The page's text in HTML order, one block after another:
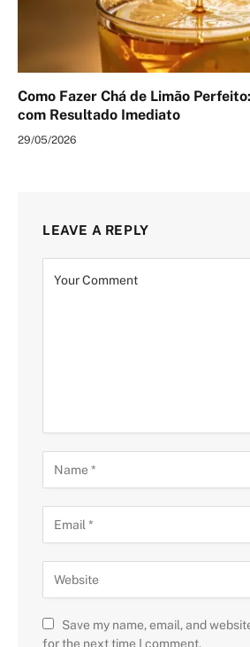
Como Fazer Chá de Limão
com Resultado Imediato
29/05/2026
LEAVE A REPLY
Save my name, email, and
for the next time I comment.